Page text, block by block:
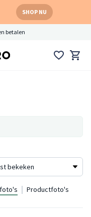
SHOP NU
betalen
Productfoto's